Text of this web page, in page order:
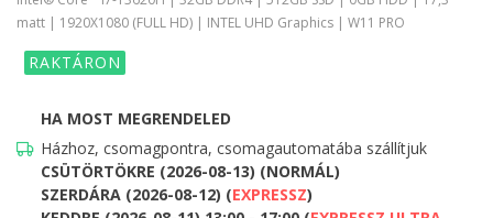
matt | 1920X1080 (FULL HD) | INTEL UHD Graphics | W11 PRO
RAKTÁRON
HA MOST MEGRENDELED
Házhoz, csomagpontra, csomagautomatába szállítjuk
CSÜTÖRTÖKRE (2026-08-13) (NORMÁL)
SZERDÁRA (2026-08-12) (EXPRESSZ)